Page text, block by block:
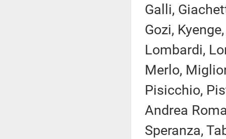
Galli,
Gozi,
Lombardi,
Merlo,
Pisicchio,
Andrea
Speranza,